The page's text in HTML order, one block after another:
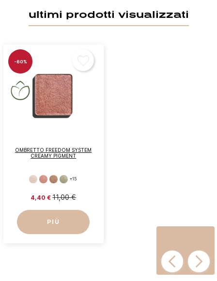
ultimi prodotti visualizzati
OMBRETTO FREEDOM SYSTEM
CREAMY PIGMENT
+15
4,40 € 11,00 €
PIÙ
-60%